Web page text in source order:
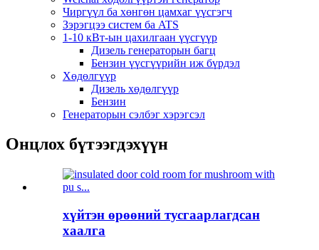
Чиргүүл ба хөнгөн цамхаг үүсгэгч
Зэрэгцээ систем ба ATS
1-10 кВт-ын цахилгаан үүсгүүр
Дизель генераторын багц
Бензин үүсгүүрийн иж бүрдэл
Хөдөлгүүр
Дизель хөдөлгүүр
Бензин
Генераторын сэлбэг хэрэгсэл
Онцлох бүтээгдэхүүн
хүйтэн өрөөний тусгаарлагдсан
хаалга